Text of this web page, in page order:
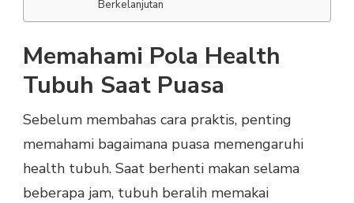
Berkelanjutan
Memahami Pola Health
Tubuh Saat Puasa
Sebelum membahas cara praktis, penting
memahami bagaimana puasa memengaruhi
health tubuh. Saat berhenti makan selama
beberapa jam, tubuh beralih memakai